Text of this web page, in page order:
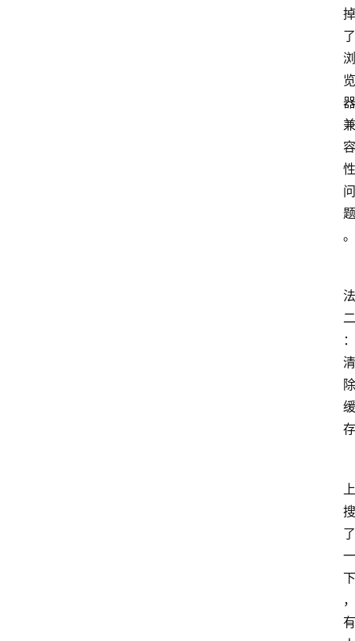
掉
了
浏
览
器
兼
容
性
问
题
。
法
二
：
清
除
缓
存
上
搜
了
一
下
，
有